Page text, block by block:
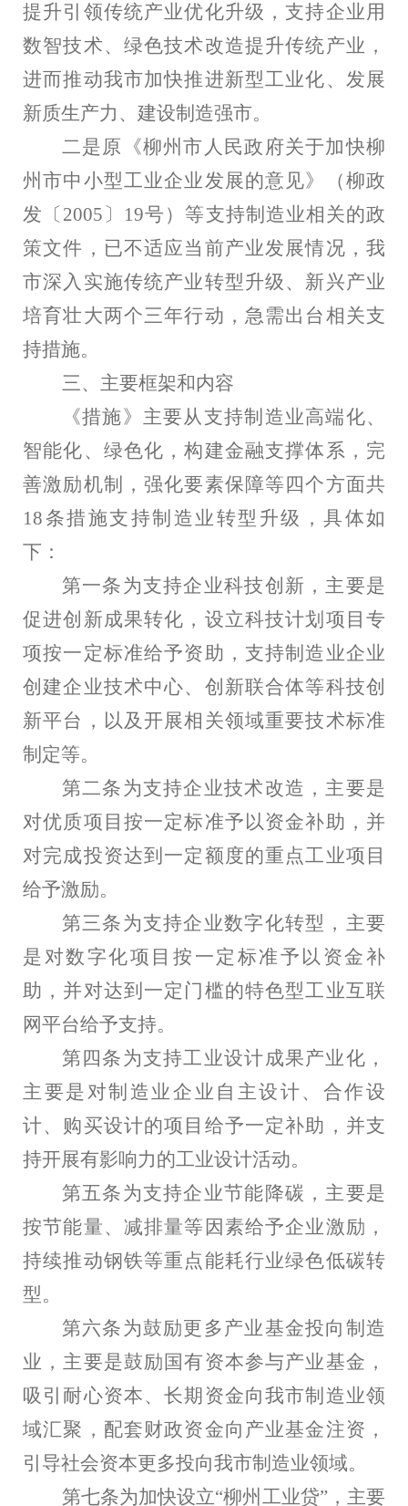
提升引领传统产业优化升级，支持企业用
数智技术、绿色技术改造提升传统产业，
进而推动我市加快推进新型工业化、发展
新质生产力、建设制造强市。
二是原《柳州市人民政府关于加快柳
州市中小型工业企业发展的意见》（柳政
发〔 2005 〕 19号）等支持制造业相关的政
策文件，已不适应当前产业发展情况，我
市深入实施传统产业转型升级、新兴产业
培育壮大两个三年行动，急需出台相关支
持措施。
三、主要框架和内容
《措施》主要从支持制造业高端化、
智能化、绿色化，构建金融支撑体系，完
善激励机制，强化要素保障等四个方面共
18条措施支持制造业转型升级，具体如
下：
第一条为支持企业科技创新，主要是
促进创新成果转化，设立科技计划项目专
项按一定标准给予资助，支持制造业企业
创建企业技术中心、创新联合体等科技创
新平台，以及开展相关领域重要技术标准
制定等。
第二条为支持企业技术改造，主要是
对优质项目按一定标准予以资金补助，并
对完成投资达到一定额度的重点工业项目
给予激励。
第三条为支持企业数字化转型，主要
是对数字化项目按一定标准予以资金补
助，并对达到一定门槛的特色型工业互联
网平台给予支持。
第四条为支持工业设计成果产业化，
主要是对制造业企业自主设计、合作设
计、购买设计的项目给予一定补助，并支
持开展有影响力的工业设计活动。
第五条为支持企业节能降碳，主要是
按节能量、减排量等因素给予企业激励，
持续推动钢铁等重点能耗行业绿色低碳转
型。
第六条为鼓励更多产业基金投向制造
业，主要是鼓励国有资本参与产业基金，
吸引耐心资本、长期资金向我市制造业领
域汇聚，配套财政资金向产业基金注资，
引导社会资本更多投向我市制造业领域。
第七条为加快设立“柳州工业贷”，主要